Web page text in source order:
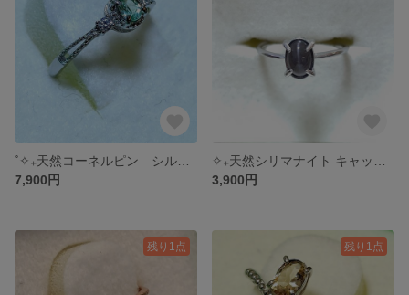
7,900円
3,900円
残り1点 残り1点